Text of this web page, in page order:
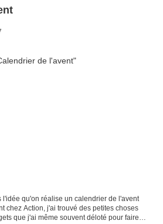
l'idée qu'on réalise un calendrier de l'avent
chez Action, j'ai trouvé des petites choses
que j'ai même souvent déloté pour faire